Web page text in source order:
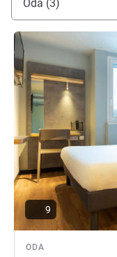
Oda (3)
ODA
Ayrıntıları göster
9